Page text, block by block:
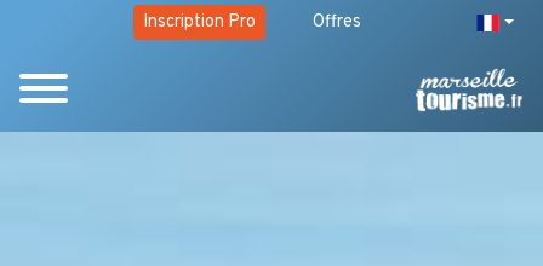
Inscription Pro Offres